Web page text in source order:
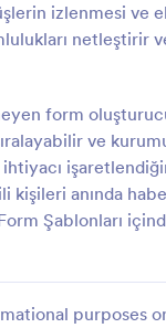
izlenmesi
netleştirir
form
ve
anında
Şablonları
purposes
Formu
kolaylaştırın ve
yanıtlarını düzenli
Kullan